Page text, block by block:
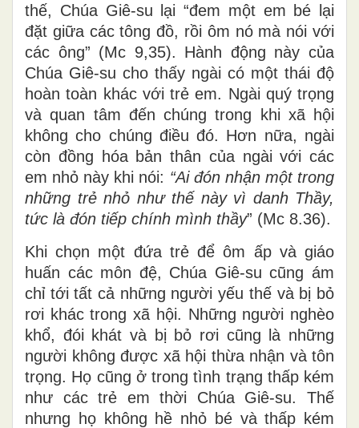
thế, Chúa Giê-su lại “đem một em bé lại
đặt giữa các tông đồ, rồi ôm nó mà nói với
các ông” (Mc 9,35). Hành động này của
Chúa Giê-su cho thấy ngài có một thái độ
hoàn toàn khác với trẻ em. Ngài quý trọng
và quan tâm đến chúng trong khi xã hội
không cho chúng điều đó. Hơn nữa, ngài
còn đồng hóa bản thân của ngài với các
em nhỏ này khi nói: “Ai đón nhận một trong
những trẻ nhỏ như thế này vì danh Thầy,
tức là đón tiếp chính mình thầy” (Mc 8.36).
Khi chọn một đứa trẻ để ôm ấp và giáo
huấn các môn đệ, Chúa Giê-su cũng ám
chỉ tới tất cả những người yếu thế và bị bỏ
rơi khác trong xã hội. Những người nghèo
khổ, đói khát và bị bỏ rơi cũng là những
người không được xã hội thừa nhận và tôn
trọng. Họ cũng ở trong tình trạng thấp kém
như các trẻ em thời Chúa Giê-su. Thế
nhưng họ không hề nhỏ bé và thấp kém